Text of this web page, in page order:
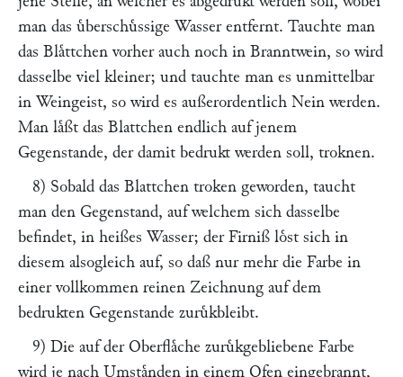
man das uͤberschuͤssige Wasser entfernt. Tauchte man
das Blaͤttchen vorher auch noch in Branntwein, so wird
dasselbe viel kleiner; und tauchte man es unmittelbar
in Weingeist, so wird es außerordentlich Nein werden.
Man laͤßt das Blattchen endlich auf jenem
Gegenstande, der damit bedrukt werden soll, troknen.
8) Sobald das Blattchen troken geworden, taucht
man den Gegenstand, auf welchem sich dasselbe
befindet, in heißes Wasser; der Firniß loͤst sich in
diesem alsogleich auf, so daß nur mehr die Farbe in
einer vollkommen reinen Zeichnung auf dem
bedrukten Gegenstande zuruͤkbleibt.
9) Die auf der Oberflaͤche zuruͤkgebliebene Farbe
wird je nach Umstaͤnden in einem Ofen eingebrannt,